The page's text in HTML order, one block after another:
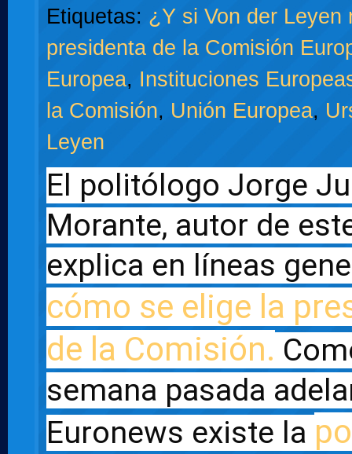
Etiquetas: ¿Y si Von der Leyen
presidenta de la Comisión
Europea, Instituciones
la Comisión, Unión Europea,
Leyen
El politólogo Jorge
Morante, autor de
cómo se elige la
de la Comisión.
semana pasada
Euronews existe la